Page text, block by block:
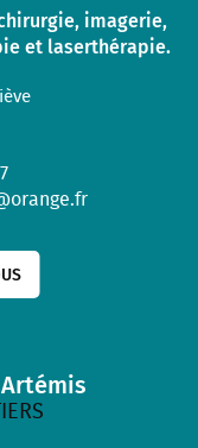
imagerie,
et laserthérapie.